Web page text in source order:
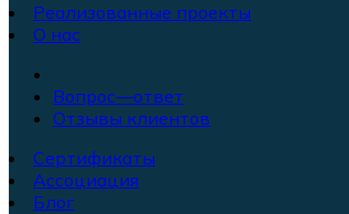
Реализованные проекты
О нас
Вопрос—ответ
Отзывы клиентов
Сертификаты
Ассоциация
Блог